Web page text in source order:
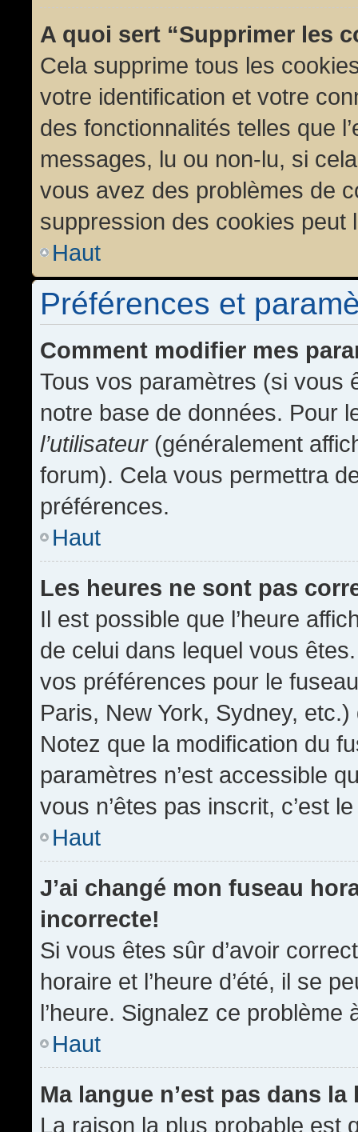
A quoi sert “Supprimer les
Cela supprime tous les
votre identification et votre
des fonctionnalités telles que
messages, lu ou non-lu, si
vous avez des problèmes de
suppression des cookies peut
Haut
Préférences et
Comment modifier mes
Tous vos paramètres (si vous
notre base de données. Pour
l’utilisateur(généralement
forum). Cela vous permettra
préférences.
Haut
Les heures ne sont pas
Il est possible que l’heure
de celui dans lequel vous
vos préférences pour le
Paris, New York, Sydney,
Notez que la modification du
paramètres n’est accessible
vous n’êtes pas inscrit, c’est
Haut
J’ai changé mon fuseau
incorrecte!
Si vous êtes sûr d’avoir
horaire et l’heure d’été, il se
l’heure. Signalez ce problème
Haut
Ma langue n’est pas dans la
La raison la plus probable est